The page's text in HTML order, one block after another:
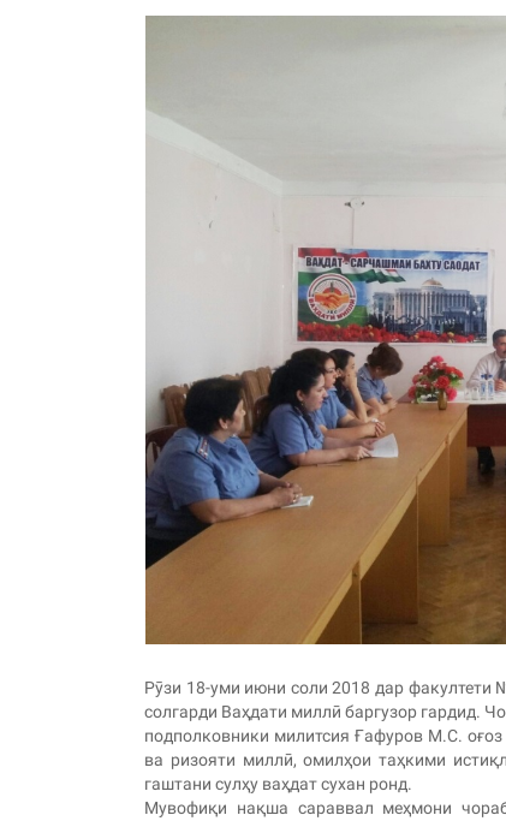
Рӯзи 18-уми июни соли 2018 дар
солгарди Ваҳдати миллӣ баргузор гардид.
подполковники милитсия Ғафуров М.С.
ва ризояти миллӣ, омилҳои таҳкими
гаштани сулҳу ваҳдат сухан ронд.
Мувофиқи нақша сараввал меҳмони